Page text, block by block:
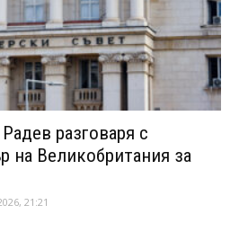
разговаря с
на Великобритания за
21:21